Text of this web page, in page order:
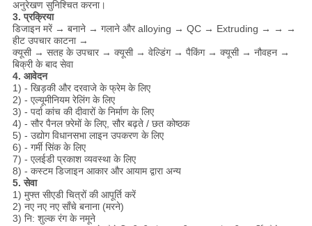
अनुरेखण सुनिश्चित करना।
3. प्रक्रिया
डिजाइन मरें → बनाने → गलाने और alloying → QC → Extruding → → →
हीट उपचार काटना →
क्यूसी → सतह के उपचार → क्यूसी → वेल्डिंग → पैकिंग → क्यूसी → नौवहन →
बिक्री के बाद सेवा
4. आवेदन
1) - खिड़की और दरवाजे के फ्रेम के लिए
2) - एल्यूमीनियम रेलिंग के लिए
3) - पर्दा कांच की दीवारों के निर्माण के लिए
4) - सौर पैनल फ़्रेमों के लिए, सौर बढ़ते / छत कोष्ठक
5) - उद्योग विधानसभा लाइन उपकरण के लिए
6) - गर्मी सिंक के लिए
7) - एलईडी प्रकाश व्यवस्था के लिए
8) - कस्टम डिजाइन आकार और आयाम द्वारा अन्य
5. सेवा
1) मुफ्त सीएडी चित्रों की आपूर्ति करें
2) नए नए नए साँचे बनाना (मरने)
3) नि: शुल्क रंग के नमूने